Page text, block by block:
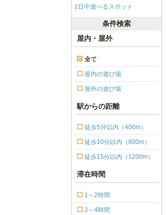
1日中遊べるスポット
条件検索
屋内・屋外
全て
屋内の遊び場
屋外の遊び場
駅からの距離
徒歩5分以内（400m）
徒歩10分以内（800m）
徒歩15分以内（1200m）
滞在時間
1～2時間
2～4時間